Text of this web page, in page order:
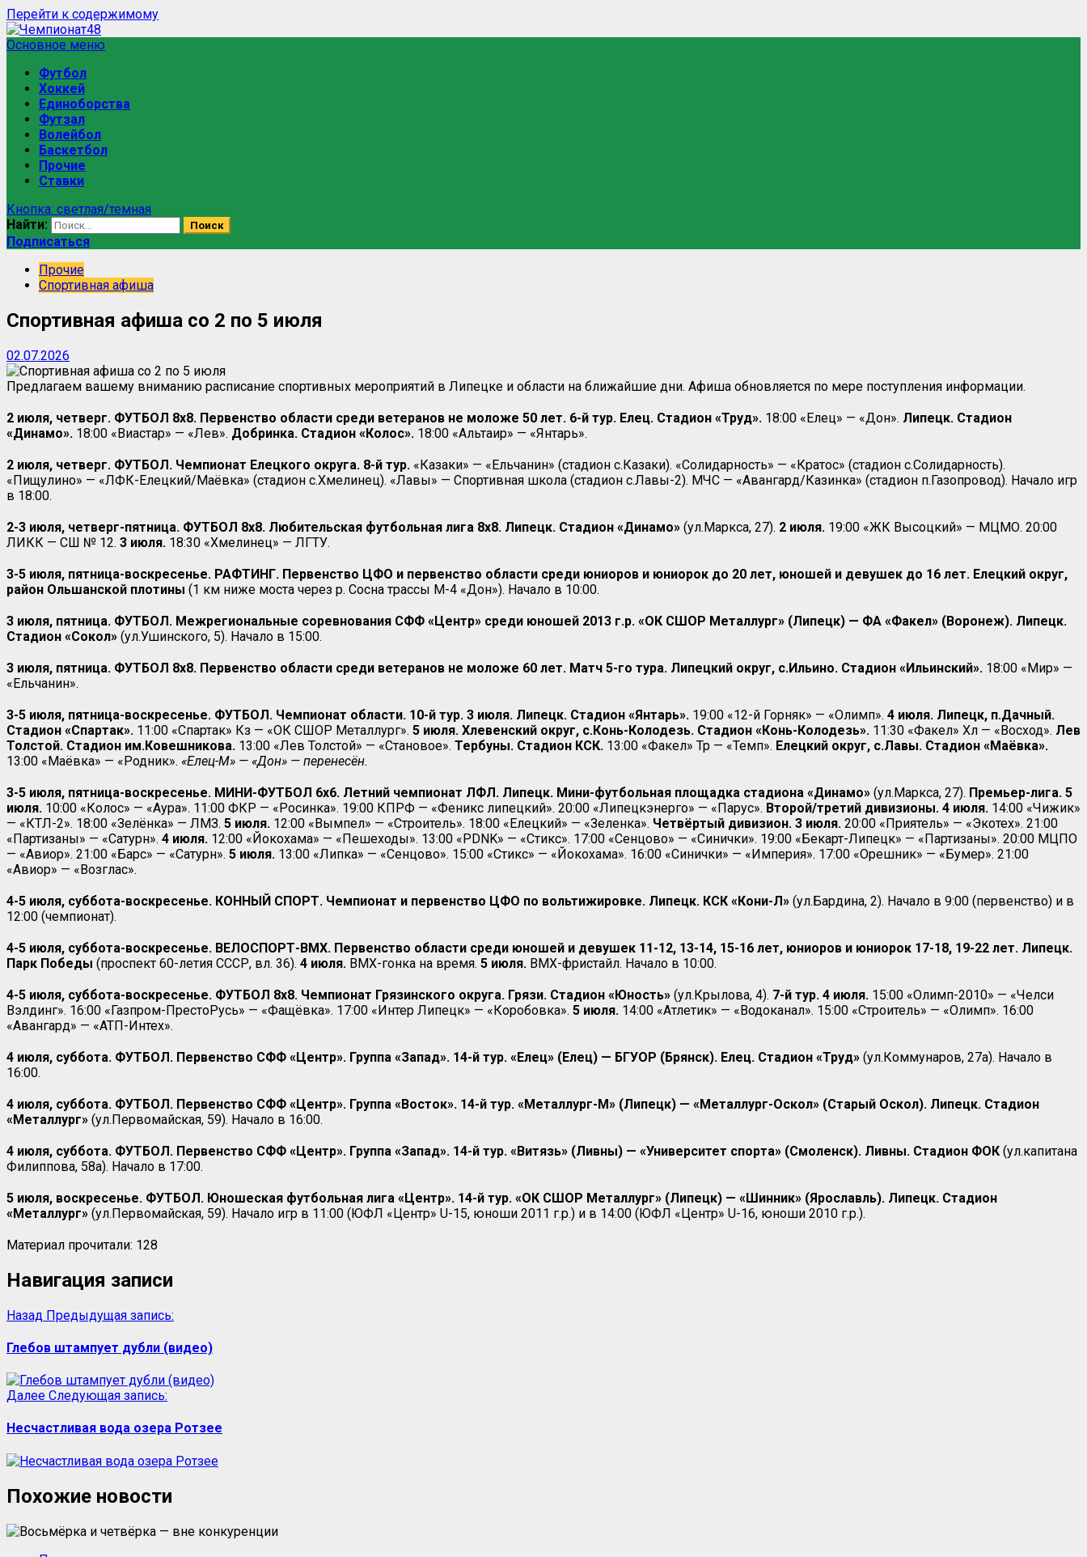
Перейти к содержимому
Основное меню
Футбол
Хоккей
Единоборства
Футзал
Волейбол
Баскетбол
Прочие
Ставки
Кнопка: светлая/темная
Найти:
Подписаться
Прочие
Спортивная афиша
Спортивная афиша со 2 по 5 июля
02.07.2026
Предлагаем вашему вниманию расписание спортивных мероприятий в Липецке и области на ближайшие дни. Афиша обновляется по мере поступления информации.
2 июля, четверг. ФУТБОЛ 8х8. Первенство области среди ветеранов не моложе 50 лет. 6-й тур. Елец. Стадион «Труд». 18:00 «Елец» — «Дон». Липецк. Стадион
«Динамо». 18:00 «Виастар» — «Лев». Добринка. Стадион «Колос». 18:00 «Альтаир» — «Янтарь».
2 июля, четверг. ФУТБОЛ. Чемпионат Елецкого округа. 8-й тур. «Казаки» — «Ельчанин» (стадион с.Казаки). «Солидарность» — «Кратос» (стадион с.Солидарность).
«Пищулино» — «ЛФК-Елецкий/Маёвка» (стадион с.Хмелинец). «Лавы» — Спортивная школа (стадион с.Лавы-2). МЧС — «Авангард/Казинка» (стадион п.Газопровод). Начало игр
в 18:00.
2-3 июля, четверг-пятница. ФУТБОЛ 8х8. Любительская футбольная лига 8х8. Липецк. Стадион «Динамо» (ул.Маркса, 27). 2 июля. 19:00 «ЖК Высоцкий» — МЦМО. 20:00
ЛИКК — СШ № 12. 3 июля. 18:30 «Хмелинец» — ЛГТУ.
3-5 июля, пятница-воскресенье. РАФТИНГ. Первенство ЦФО и первенство области среди юниоров и юниорок до 20 лет, юношей и девушек до 16 лет. Елецкий округ,
район Ольшанской плотины (1 км ниже моста через р. Сосна трассы М-4 «Дон»). Начало в 10:00.
3 июля, пятница. ФУТБОЛ. Межрегиональные соревнования СФФ «Центр» среди юношей 2013 г.р. «ОК СШОР Металлург» (Липецк) — ФА «Факел» (Воронеж). Липецк.
Стадион «Сокол» (ул.Ушинского, 5). Начало в 15:00.
3 июля, пятница. ФУТБОЛ 8х8. Первенство области среди ветеранов не моложе 60 лет. Матч 5-го тура. Липецкий округ, с.Ильино. Стадион «Ильинский». 18:00 «Мир» —
«Ельчанин».
3-5 июля, пятница-воскресенье. ФУТБОЛ. Чемпионат области. 10-й тур. 3 июля. Липецк. Стадион «Янтарь». 19:00 «12-й Горняк» — «Олимп». 4 июля. Липецк, п.Дачный.
Стадион «Спартак». 11:00 «Спартак» Кз — «ОК СШОР Металлург». 5 июля. Хлевенский округ, с.Конь-Колодезь. Стадион «Конь-Колодезь». 11:30 «Факел» Хл — «Восход». Лев
Толстой. Стадион им.Ковешникова. 13:00 «Лев Толстой» — «Становое». Тербуны. Стадион КСК. 13:00 «Факел» Тр — «Темп». Елецкий округ, с.Лавы. Стадион «Маёвка».
13:00 «Маёвка» — «Родник». «Елец-М» — «Дон» — перенесён.
3-5 июля, пятница-воскресенье. МИНИ-ФУТБОЛ 6х6. Летний чемпионат ЛФЛ. Липецк. Мини-футбольная площадка стадиона «Динамо» (ул.Маркса, 27). Премьер-лига. 5
июля. 10:00 «Колос» — «Аура». 11:00 ФКР — «Росинка». 19:00 КПРФ — «Феникс липецкий». 20:00 «Липецкэнерго» — «Парус». Второй/третий дивизионы. 4 июля. 14:00 «Чижик»
— «КТЛ-2». 18:00 «Зелёнка» — ЛМЗ. 5 июля. 12:00 «Вымпел» — «Строитель». 18:00 «Елецкий» — «Зеленка». Четвёртый дивизион. 3 июля. 20:00 «Приятель» — «Экотех». 21:00
«Партизаны» — «Сатурн». 4 июля. 12:00 «Йокохама» — «Пешеходы». 13:00 «PDNK» — «Стикс». 17:00 «Сенцово» — «Синички». 19:00 «Бекарт-Липецк» — «Партизаны». 20:00 МЦПО
— «Авиор». 21:00 «Барс» — «Сатурн». 5 июля. 13:00 «Липка» — «Сенцово». 15:00 «Стикс» — «Йокохама». 16:00 «Синички» — «Империя». 17:00 «Орешник» — «Бумер». 21:00
«Авиор» — «Возглас».
4-5 июля, суббота-воскресенье. КОННЫЙ СПОРТ. Чемпионат и первенство ЦФО по вольтижировке. Липецк. КСК «Кони-Л» (ул.Бардина, 2). Начало в 9:00 (первенство) и в
12:00 (чемпионат).
4-5 июля, суббота-воскресенье. ВЕЛОСПОРТ-ВМХ. Первенство области среди юношей и девушек 11-12, 13-14, 15-16 лет, юниоров и юниорок 17-18, 19-22 лет. Липецк.
Парк Победы (проспект 60-летия СССР, вл. 36). 4 июля. ВМХ-гонка на время. 5 июля. ВМХ-фристайл. Начало в 10:00.
4-5 июля, суббота-воскресенье. ФУТБОЛ 8х8. Чемпионат Грязинского округа. Грязи. Стадион «Юность» (ул.Крылова, 4). 7-й тур. 4 июля. 15:00 «Олимп-2010» — «Челси
Вэлдинг». 16:00 «Газпром-ПрестоРусь» — «Фащёвка». 17:00 «Интер Липецк» — «Коробовка». 5 июля. 14:00 «Атлетик» — «Водоканал». 15:00 «Строитель» — «Олимп». 16:00
«Авангард» — «АТП-Интех».
4 июля, суббота. ФУТБОЛ. Первенство СФФ «Центр». Группа «Запад». 14-й тур. «Елец» (Елец) — БГУОР (Брянск). Елец. Стадион «Труд» (ул.Коммунаров, 27а). Начало в
16:00.
4 июля, суббота. ФУТБОЛ. Первенство СФФ «Центр». Группа «Восток». 14-й тур. «Металлург-М» (Липецк) — «Металлург-Оскол» (Старый Оскол). Липецк. Стадион
«Металлург» (ул.Первомайская, 59). Начало в 16:00.
4 июля, суббота. ФУТБОЛ. Первенство СФФ «Центр». Группа «Запад». 14-й тур. «Витязь» (Ливны) — «Университет спорта» (Смоленск). Ливны. Стадион ФОК (ул.капитана
Филиппова, 58а). Начало в 17:00.
5 июля, воскресенье. ФУТБОЛ. Юношеская футбольная лига «Центр». 14-й тур. «ОК СШОР Металлург» (Липецк) — «Шинник» (Ярославль). Липецк. Стадион
«Металлург» (ул.Первомайская, 59). Начало игр в 11:00 (ЮФЛ «Центр» U-15, юноши 2011 г.р.) и в 14:00 (ЮФЛ «Центр» U-16, юноши 2010 г.р.).
Материал прочитали: 128
Навигация записи
Назад Предыдущая запись:
Глебов штампует дубли (видео)
Далее Следующая запись:
Несчастливая вода озера Ротзее
Похожие новости